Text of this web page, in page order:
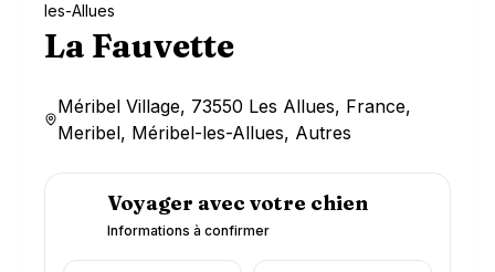
les-Allues
La Fauvette
Méribel Village, 73550 Les Allues, France,
Meribel, Méribel-les-Allues, Autres
Voyager avec votre chien
Informations à confirmer